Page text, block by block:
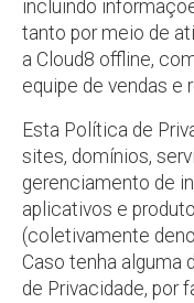
incluindo
tanto por meio de
a Cloud8 offline,
equipe de vendas e
Esta Política de
sites, domínios,
gerenciamento de
aplicativos e
(coletivamente
Caso tenha alguma
de Privacidade, por